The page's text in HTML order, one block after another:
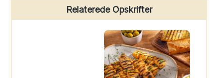
Sidebar
Relaterede Opskrifter